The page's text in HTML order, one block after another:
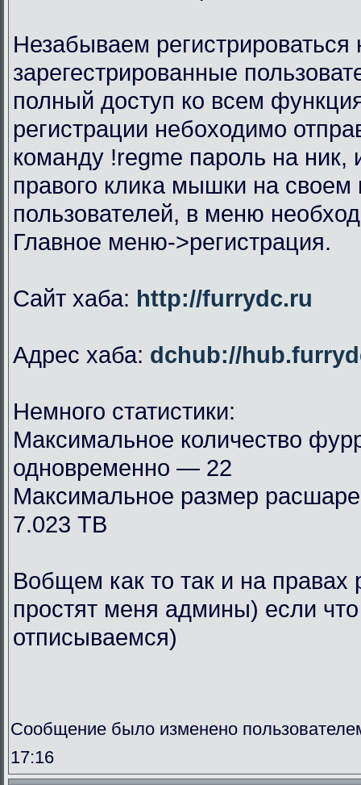
Незабываем регистрироваться
зарегестрированные
полный доступ ко всем
регистрации небоходимо
команду !regme пароль на
правого клика мышки на своем
пользователей, в меню
Главное меню->регистрация.
Сайт хаба: http://furrydc.ru
Адрес хаба: dchub://
Немного статистики:
Максимальное количество
одновременно — 22
Максимальное размер
7.023 TB
Вобщем как то так и на
простят меня админы) если
отписываемся)
Сообщение было изменено
17:16